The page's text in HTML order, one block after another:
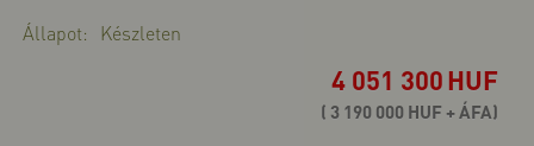
Állapot: Készleten
4 051 300HUF
( 3 190 000 HUF + ÁFA)